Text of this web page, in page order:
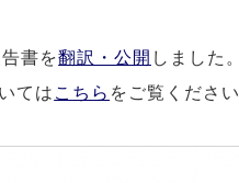
書を翻訳・公開 しました。
ては こちら をご覧ください